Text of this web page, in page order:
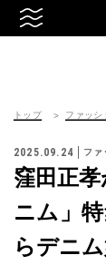
トップ ファッシ
2025.09.24 ファ
窪田正
ニム」
らデニ